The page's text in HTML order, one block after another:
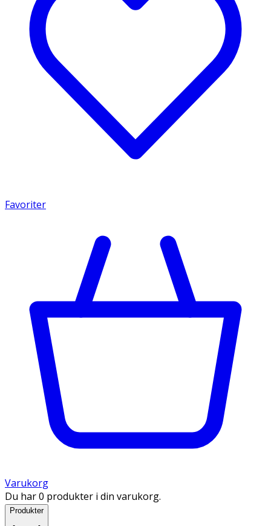
Favoriter
Varukorg
Du har 0 produkter i din varukorg.
Produkter